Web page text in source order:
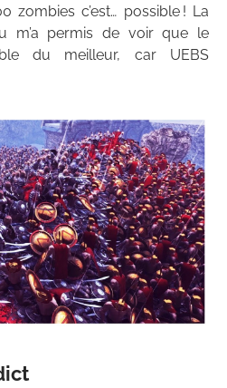
zombies c’est… possible ! La
m’a permis de voir que le
du meilleur, car UEBS